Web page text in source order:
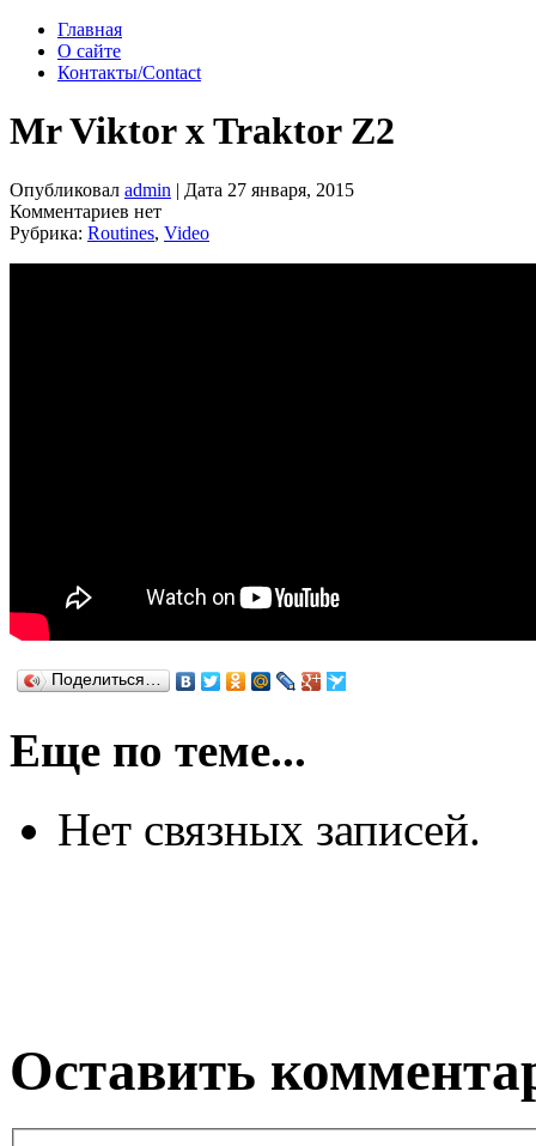
Главная
О сайте
Контакты/Contact
Mr Viktor x Traktor Z2
Опубликовал admin | Дата 27 января, 2015
Комментариев нет
Рубрика: Routines, Video
Поделиться…
Еще по теме...
Нет связных записей.
Оставить